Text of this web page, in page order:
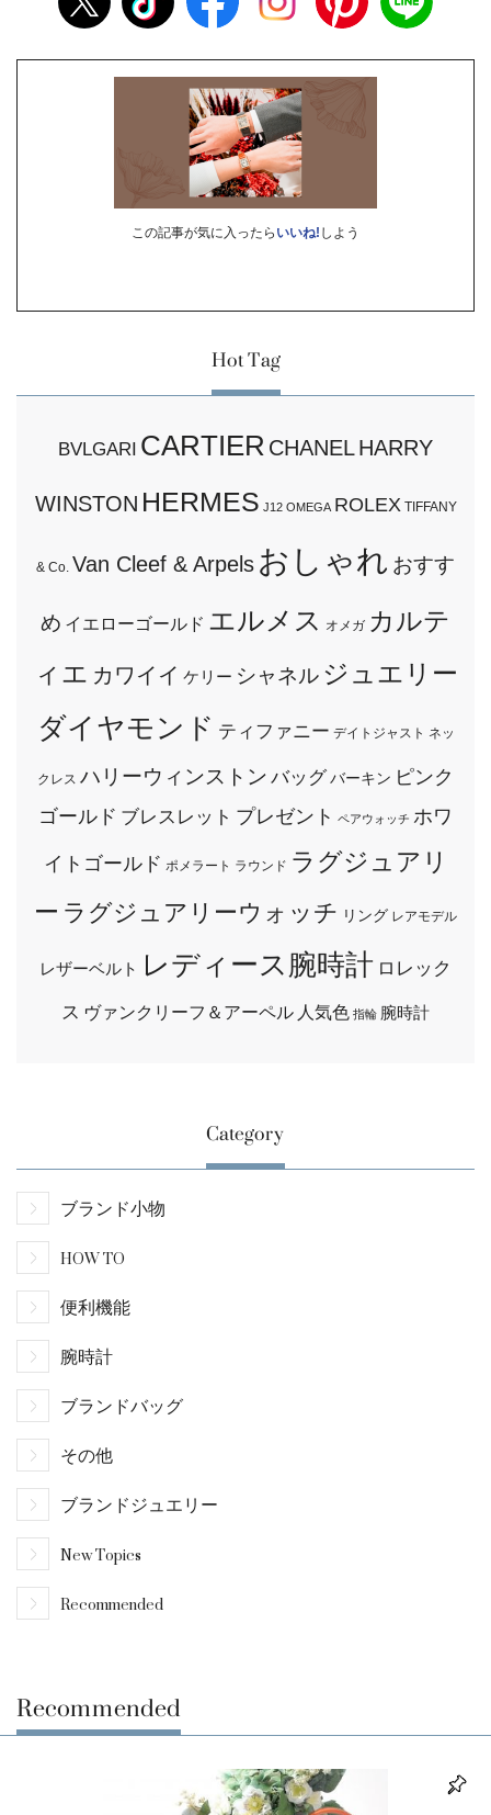
この記事が気に入ったら いいね! しよう
Hot Tag
BVLGARI CARTIER CHANELHARRY
WINSTON HERMES J12 OMEGA ROLEX TIFFANY
& Co. Van Cleef & Arpels おしゃれ おすす
め イエローゴールド エルメス オメガ カルテ
ィエ カワイイ ケリー シャネル ジュエリー
ダイヤモンド ティファニー デイトジャスト ネッ
クレス ハリーウィンストン バッグ バーキン ピンク
ゴールド ブレスレット プレゼント ペアウォッチ ホワ
イトゴールド ポメラート ラウンド ラグジュアリ
ー ラグジュアリーウォッチ リング レアモデル
レザーベルト レディース腕時計 ロレック
ス ヴァンクリーフ＆アーペル 人気色 指輪 腕時計
Category
ブランド小物
HOW TO
便利機能
腕時計
ブランドバッグ
その他
ブランドジュエリー
New Topics
Recommended
Recommended